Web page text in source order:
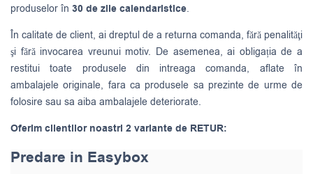
produselor în 30 de zile calendaristice.
În calitate de client, ai dreptul de a returna comanda, fără penalităţi
şi fără invocarea vreunui motiv. De asemenea, ai obligația de a
restitui toate produsele din intreaga comanda, aflate în
ambalajele originale, fara ca produsele sa prezinte de urme de
folosire sau sa aiba ambalajele deteriorate.
Oferim clientilor noastri 2 variante de RETUR:
Predare in Easybox